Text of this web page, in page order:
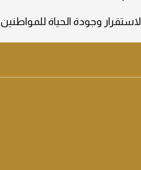
وجودة الحياة للمواطنين.